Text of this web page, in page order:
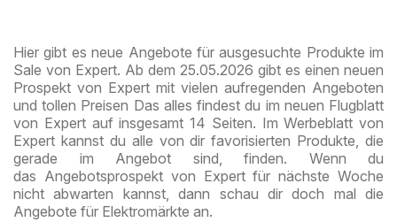
Hier gibt es neue Angebote für ausgesuchte Produkte im
Sale von Expert. Ab dem 25.05.2026 gibt es einen neuen
Prospekt von Expert mit vielen aufregenden Angeboten
und tollen Preisen Das alles findest du im neuen Flugblatt
von Expert auf insgesamt 14 Seiten. Im Werbeblatt von
Expert kannst du alle von dir favorisierten Produkte, die
gerade im Angebot sind, finden. Wenn du
das Angebotsprospekt von Expert für nächste Woche
nicht abwarten kannst, dann schau dir doch mal die
Angebote für Elektromärkte an.